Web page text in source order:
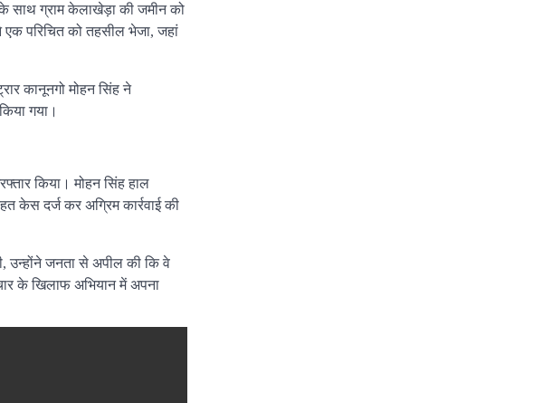
के साथ ग्राम केलाखेड़ा की जमीन को
एक परिचित को तहसील भेजा, जहां
कानूनगो मोहन सिंह ने
गया।
किया। मोहन सिंह हाल
केस दर्ज कर अग्रिम कार्रवाई की
उन्होंने जनता से अपील की कि वे
के खिलाफ अभियान में अपना